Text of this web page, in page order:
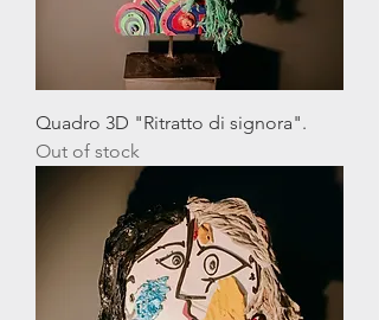
Quadro 3D "Ritratto di signora".
Out of stock